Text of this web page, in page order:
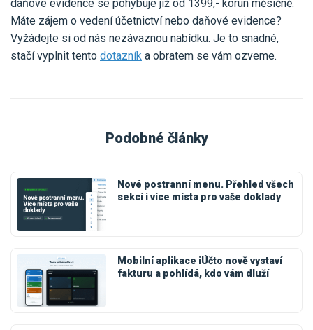
daňové evidence se pohybuje již od 1399,- korun měsíčně.
Máte zájem o vedení účetnictví nebo daňové evidence?
Vyžádejte si od nás nezávaznou nabídku. Je to snadné,
stačí vyplnit tento dotazník a obratem se vám ozveme.
Podobné články
Nové postranní menu. Přehled všech
sekcí i více místa pro vaše doklady
Mobilní aplikace iÚčto nově vystaví
fakturu a pohlídá, kdo vám dluží